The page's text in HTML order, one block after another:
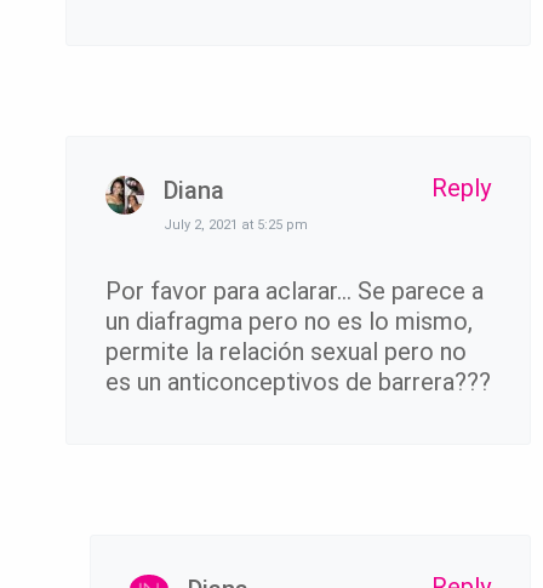
Diana
July 2, 2021 at 5:25 pm
Por favor para aclarar… Se parece a
un diafragma pero no es lo mismo,
permite la relación sexual pero no
es un anticonceptivos de barrera???
Reply